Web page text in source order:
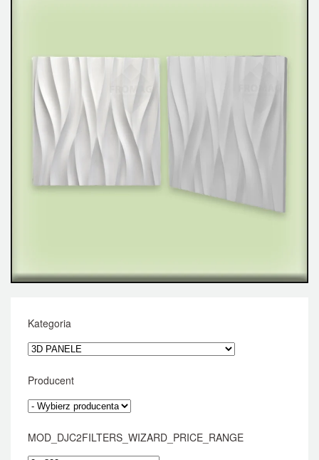
Kategoria
Producent
MOD_DJC2FILTERS_WIZARD_PRICE_RANGE